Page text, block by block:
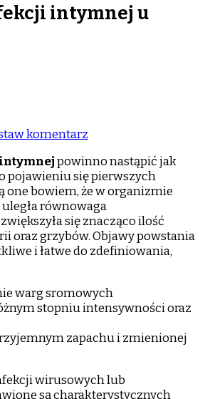
intymnej u
komentarzintymnej
u
kobiety
powinno nastąpić jak
pojawieniu się pierwszych
one bowiem, że w organizmie
równowaga
się znacząco ilość
oraz grzybów. Objawy powstania
i łatwe do zdefiniowania,
warg sromowych
stopniu intensywności oraz
zapachu i zmienionej
wirusowych lub
są charakterystycznych